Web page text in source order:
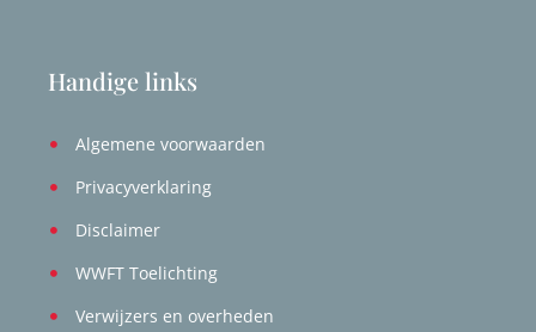
Handige links
Algemene voorwaarden
Privacyverklaring
Disclaimer
WWFT Toelichting
Verwijzers en overheden